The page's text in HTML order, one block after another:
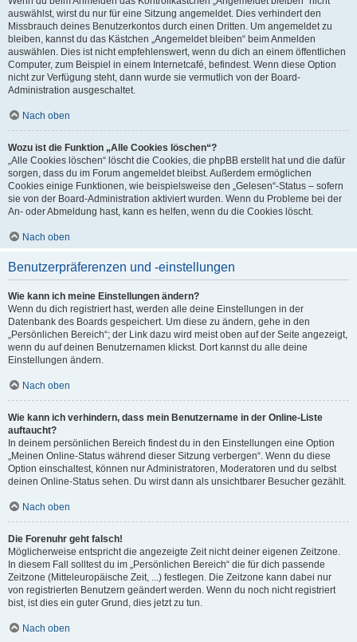
auswählst, wirst du nur für eine Sitzung angemeldet. Dies verhindert den
Missbrauch deines Benutzerkontos durch einen Dritten. Um angemeldet zu
bleiben, kannst du das Kästchen „Angemeldet bleiben“ beim Anmelden
auswählen. Dies ist nicht empfehlenswert, wenn du dich an einem öffentlichen
Computer, zum Beispiel in einem Internetcafé, befindest. Wenn diese Option
nicht zur Verfügung steht, dann wurde sie vermutlich von der Board-
Administration ausgeschaltet.
Nach oben
Wozu ist die Funktion „Alle Cookies löschen“?
„Alle Cookies löschen“ löscht die Cookies, die phpBB erstellt hat und die dafür
sorgen, dass du im Forum angemeldet bleibst. Außerdem ermöglichen
Cookies einige Funktionen, wie beispielsweise den „Gelesen“-Status – sofern
sie von der Board-Administration aktiviert wurden. Wenn du Probleme bei der
An- oder Abmeldung hast, kann es helfen, wenn du die Cookies löscht.
Nach oben
Benutzerpräferenzen und -einstellungen
Wie kann ich meine Einstellungen ändern?
Wenn du dich registriert hast, werden alle deine Einstellungen in der
Datenbank des Boards gespeichert. Um diese zu ändern, gehe in den
„Persönlichen Bereich“; der Link dazu wird meist oben auf der Seite angezeigt,
wenn du auf deinen Benutzernamen klickst. Dort kannst du alle deine
Einstellungen ändern.
Nach oben
Wie kann ich verhindern, dass mein Benutzername in der Online-Liste
auftaucht?
In deinem persönlichen Bereich findest du in den Einstellungen eine Option
„Meinen Online-Status während dieser Sitzung verbergen“. Wenn du diese
Option einschaltest, können nur Administratoren, Moderatoren und du selbst
deinen Online-Status sehen. Du wirst dann als unsichtbarer Besucher gezählt.
Nach oben
Die Forenuhr geht falsch!
Möglicherweise entspricht die angezeigte Zeit nicht deiner eigenen Zeitzone.
In diesem Fall solltest du im „Persönlichen Bereich“ die für dich passende
Zeitzone (Mitteleuropäische Zeit, ...) festlegen. Die Zeitzone kann dabei nur
von registrierten Benutzern geändert werden. Wenn du noch nicht registriert
bist, ist dies ein guter Grund, dies jetzt zu tun.
Nach oben